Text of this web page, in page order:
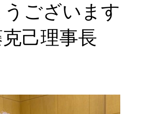
ございます
己理事長